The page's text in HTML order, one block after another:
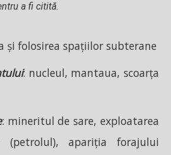
a fi citită.
și folosirea spațiilor subterane
: nucleul, mantaua, scoarța
: mineritul de sare, exploatarea
(petrolul), apariția forajului